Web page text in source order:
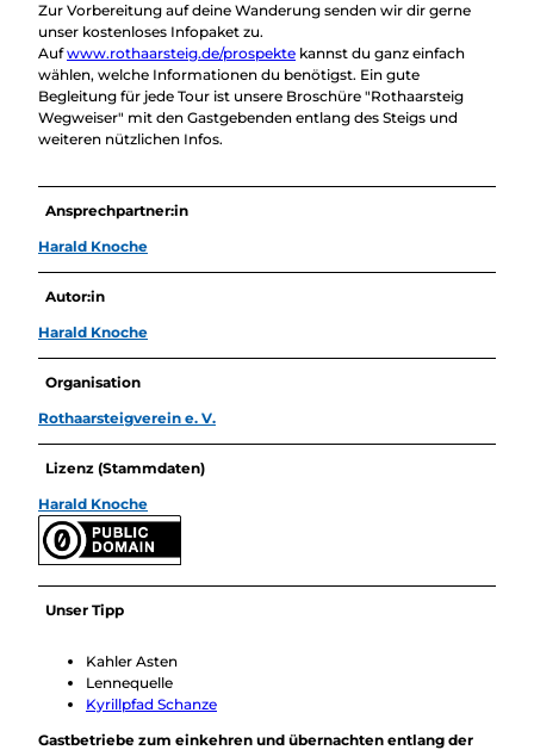
Zur Vorbereitung auf deine Wanderung senden wir dir gerne
unser kostenloses Infopaket zu.
Aufwww.rothaarsteig.de/prospekte kannst du ganz einfach
wählen, welche Informationen du benötigst. Ein gute
Begleitung für jede Tour ist unsere Broschüre "Rothaarsteig
Wegweiser" mit den Gastgebenden entlang des Steigs und
weiteren nützlichen Infos.
Ansprechpartner:in
Harald Knoche
Autor:in
Harald Knoche
Organisation
Rothaarsteigverein e. V.
Lizenz (Stammdaten)
Harald Knoche
Unser Tipp
Kahler Asten
Lennequelle
Kyrillpfad Schanze
Gastbetriebe zum einkehren und übernachten entlang der